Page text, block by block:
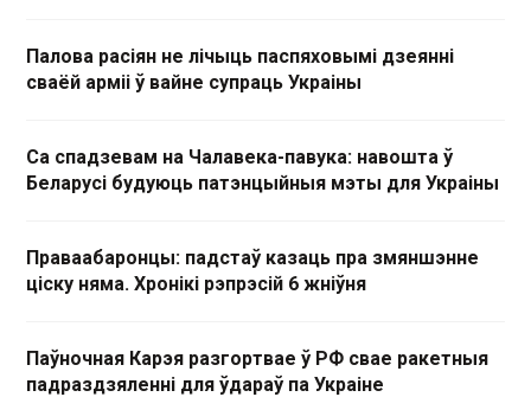
Палова расіян не лічыць паспяховымі дзеянні
сваёй арміі ў вайне супраць Украіны
Са спадзевам на Чалавека-павука: навошта ў
Беларусі будуюць патэнцыйныя мэты для Украіны
Праваабаронцы: падстаў казаць пра змяншэнне
ціску няма. Хронікі рэпрэсій 6 жніўня
Паўночная Карэя разгортвае ў РФ свае ракетныя
падраздзяленні для ўдараў па Украіне